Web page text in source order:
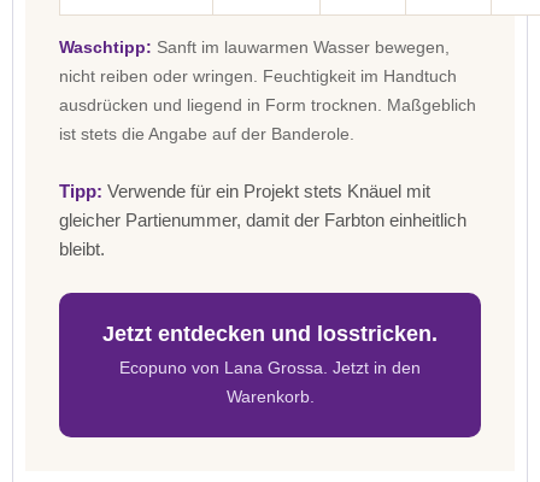
Waschtipp: Sanft im lauwarmen Wasser bewegen,
nicht reiben oder wringen. Feuchtigkeit im Handtuch
ausdrücken und liegend in Form trocknen. Maßgeblich
ist stets die Angabe auf der Banderole.
Tipp: Verwende für ein Projekt stets Knäuel mit
gleicher Partienummer, damit der Farbton einheitlich
bleibt.
Jetzt entdecken und losstricken.
Ecopuno von Lana Grossa. Jetzt in den
Warenkorb.